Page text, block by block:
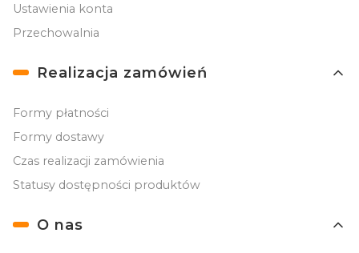
Ustawienia konta
Przechowalnia
Realizacja zamówień
Formy płatności
Formy dostawy
Czas realizacji zamówienia
Statusy dostępności produktów
O nas